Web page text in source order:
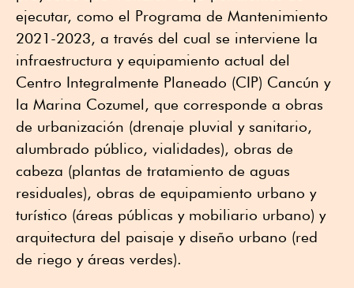
ejecutar, como el Programa de Mantenimiento
2021-2023, a través del cual se interviene la
infraestructura y equipamiento actual del
Centro Integralmente Planeado (CIP) Cancún y
la Marina Cozumel, que corresponde a obras
de urbanización (drenaje pluvial y sanitario,
alumbrado público, vialidades), obras de
cabeza (plantas de tratamiento de aguas
residuales), obras de equipamiento urbano y
turístico (áreas públicas y mobiliario urbano) y
arquitectura del paisaje y diseño urbano (red
de riego y áreas verdes).